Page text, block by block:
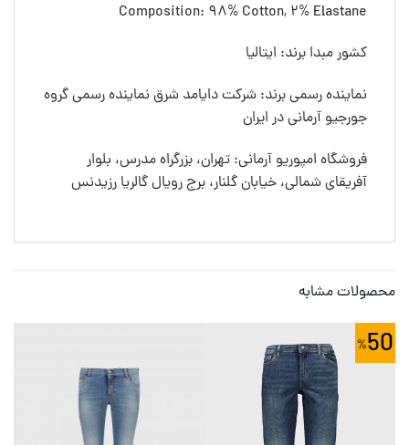
Composition: 98% Cotton, 2% Elastane
کشور مبدا برند: ایتالیا
نماینده رسمی برند: شرکت دایامد شرق نماینده رسمی گروه
جورجیو آرمانی در ایران
فروشگاه امپوریو آرمانی: تهران، بزرگراه مدرس، بلوار
آفریقای شمالی، خیابان گلنار، برج رویال گالریا رزیدنس
محصولات مشابه
50